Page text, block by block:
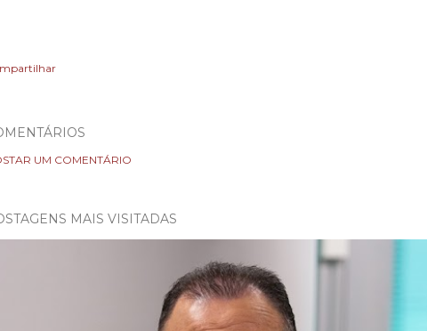
UM COMENTÁRIO
MAIS VISITADAS